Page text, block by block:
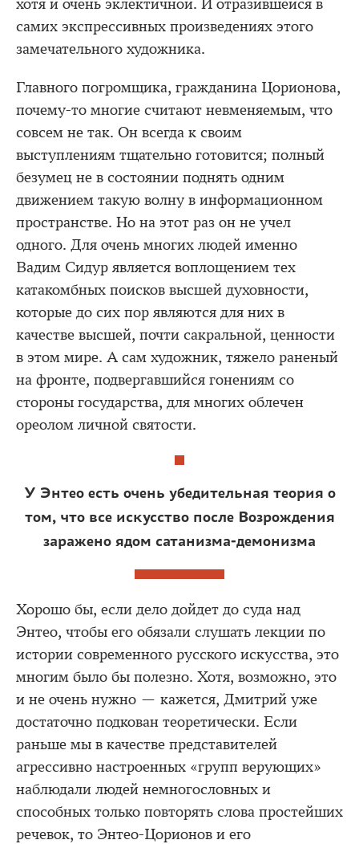
хотя и очень эклектичной. И отразившейся в
самих экспрессивных произведениях этого
замечательного художника.
Главного погромщика, гражданина Цорионова,
почему-то многие считают невменяемым, что
совсем не так. Он всегда к своим
выступлениям тщательно готовится; полный
безумец не в состоянии поднять одним
движением такую волну в информационном
пространстве. Но на этот раз он не учел
одного. Для очень многих людей именно
Вадим Сидур является воплощением тех
катакомбных поисков высшей духовности,
которые до сих пор являются для них в
качестве высшей, почти сакральной, ценности
в этом мире. А сам художник, тяжело раненый
на фронте, подвергавшийся гонениям со
стороны государства, для многих облечен
ореолом личной святости.
У Энтео есть очень убедительная теория о
том, что все искусство после Возрождения
заражено ядом сатанизма-демонизма
Хорошо бы, если дело дойдет до суда над
Энтео, чтобы его обязали слушать лекции по
истории современного русского искусства, это
многим было бы полезно. Хотя, возможно, это
и не очень нужно — кажется, Дмитрий уже
достаточно подкован теоретически. Если
раньше мы в качестве представителей
агрессивно настроенных «групп верующих»
наблюдали людей немногословных и
способных только повторять слова простейших
речевок, то Энтео-Цорионов и его